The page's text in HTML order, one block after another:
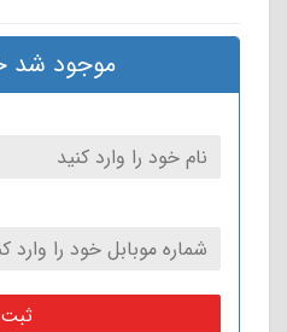
موجود شد
ثبت